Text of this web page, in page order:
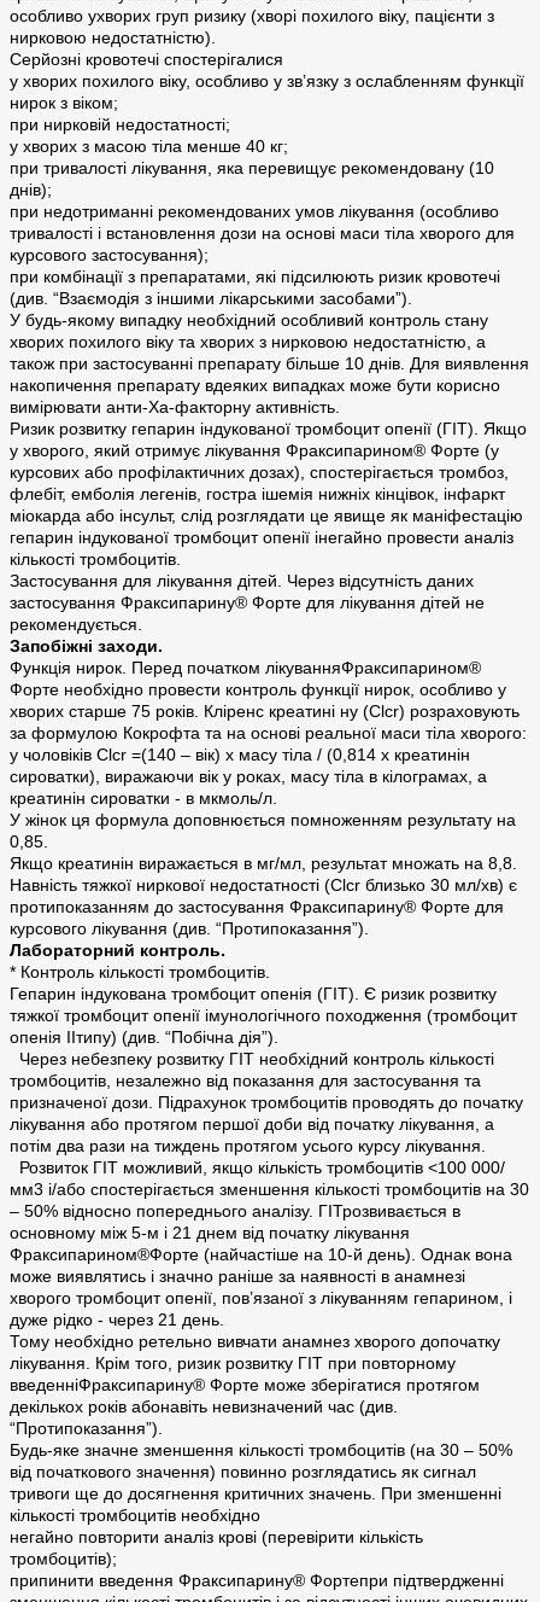
особливо ухворих груп ризику (хворі похилого віку, пацієнти з
нирковою недостатністю).
Серйозні кровотечі спостерігалися
у хворих похилого віку, особливо у зв’язку з ослабленням функції
нирок з віком;
при нирковій недостатності;
у хворих з масою тіла менше 40 кг;
при тривалості лікування, яка перевищує рекомендовану (10
днів);
при недотриманні рекомендованих умов лікування (особливо
тривалості і встановлення дози на основі маси тіла хворого для
курсового застосування);
при комбінації з препаратами, які підсилюють ризик кровотечі
(див. “Взаємодія з іншими лікарськими засобами”).
У будь-якому випадку необхідний особливий контроль стану
хворих похилого віку та хворих з нирковою недостатністю, а
також при застосуванні препарату більше 10 днів. Для виявлення
накопичення препарату вдеяких випадках може бути корисно
вимірювати анти-Ха-факторну активність.
Ризик розвитку гепарин індукованої тромбоцит опенії (ГІТ). Якщо
у хворого, який отримує лікування Фраксипарином® Форте (у
курсових або профілактичних дозах), спостерігається тромбоз,
флебіт, емболія легенів, гостра ішемія нижніх кінцівок, інфаркт
міокарда або інсульт, слід розглядати це явище як маніфестацію
гепарин індукованої тромбоцит опенії інегайно провести аналіз
кількості тромбоцитів.
Застосування для лікування дітей. Через відсутність даних
застосування Фраксипарину® Форте для лікування дітей не
рекомендується.
Запобіжні заходи.
Функція нирок. Перед початком лікуванняФраксипарином®
Форте необхідно провести контроль функції нирок, особливо у
хворих старше 75 років. Кліренс креатині ну (Сlсr) розраховують
за формулою Кокрофта та на основі реальної маси тіла хворого:
у чоловіків Сlсr =(140 – вік) х масу тіла / (0,814 х креатинін
сироватки), виражаючи вік у роках, масу тіла в кілограмах, а
креатинін сироватки - в мкмоль/л.
У жінок ця формула доповнюється помноженням результату на
0,85.
Якщо креатинін виражається в мг/мл, результат множать на 8,8.
Навність тяжкої ниркової недостатності (Сlсr близько 30 мл/хв) є
протипоказанням до застосування Фраксипарину® Форте для
курсового лікування (див. “Протипоказання”).
Лабораторний контроль.
* Контроль кількості тромбоцитів.
Гепарин індукована тромбоцит опенія (ГІТ). Є ризик розвитку
тяжкої тромбоцит опенії імунологічного походження (тромбоцит
опенія IIтипу) (див. “Побічна дія”).
Через небезпеку розвитку ГІТ необхідний контроль кількості
тромбоцитів, незалежно від показання для застосування та
призначеної дози. Підрахунок тромбоцитів проводять до початку
лікування або протягом першої доби від початку лікування, а
потім два рази на тиждень протягом усього курсу лікування.
Розвиток ГІТ можливий, якщо кількість тромбоцитів <100 000/
мм3 і/або спостерігається зменшення кількості тромбоцитів на 30
– 50% відносно попереднього аналізу. ГІТрозвивається в
основному між 5-м і 21 днем від початку лікування
Фраксипарином®Форте (найчастіше на 10-й день). Однак вона
може виявлятись і значно раніше за наявності в анамнезі
хворого тромбоцит опенії, пов’язаної з лікуванням гепарином, і
дуже рідко - через 21 день.
Тому необхідно ретельно вивчати анамнез хворого допочатку
лікування. Крім того, ризик розвитку ГІТ при повторному
введенніФраксипарину® Форте може зберігатися протягом
декількох років абонавіть невизначений час (див.
“Протипоказання”).
Будь-яке значне зменшення кількості тромбоцитів (на 30 – 50%
від початкового значення) повинно розглядатись як сигнал
тривоги ще до досягнення критичних значень. При зменшенні
кількості тромбоцитів необхідно
негайно повторити аналіз крові (перевірити кількість
тромбоцитів);
припинити введення Фраксипарину® Фортепри підтвердженні